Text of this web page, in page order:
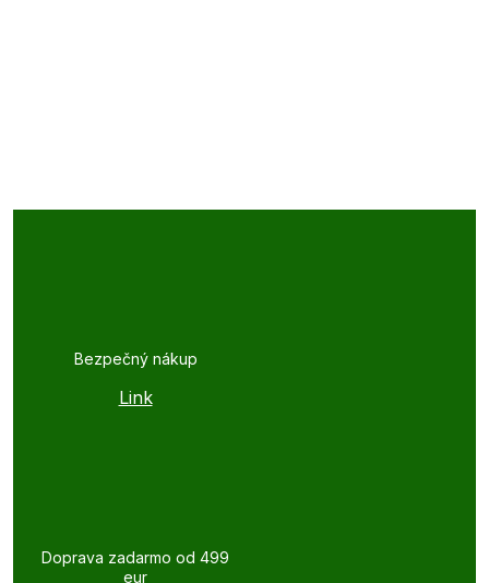
Bezpečný nákup
Link
Doprava zadarmo od 499
eur